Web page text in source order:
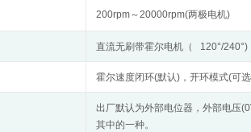
200rpm～20000rpm(两极电机)
直流无刷带霍尔电机（ 120°/240°)
霍尔速度闭环(默认)，开环模式(可
出厂默认为外部电位器，外部电压
其中的一种。